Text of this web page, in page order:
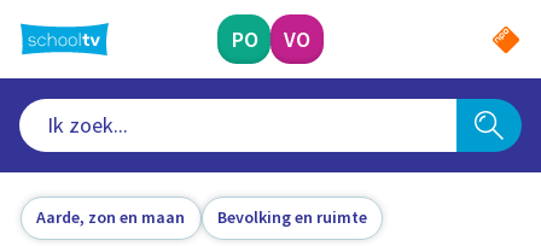
naar
hoofdinhoud
PO VO
Aarde, zon en maan Bevolking en ruimte